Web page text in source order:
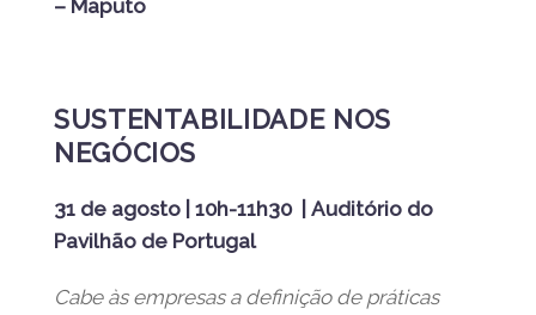
– Maputo
SUSTENTABILIDADE NOS
NEGÓCIOS
31 de agosto | 10h-11h30 | Auditório do
Pavilhão de Portugal
Cabe às empresas a definição de práticas